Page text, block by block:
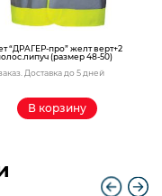
“ДРАГЕР-про” желт верт+2
(размер 48-50)
Доставка до 5 дней
В корзину